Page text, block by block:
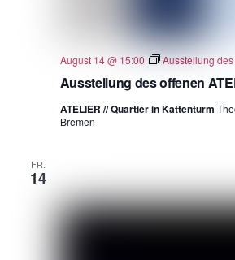
Ausstellung des offenen
August 14 @ 15:00 Ausstellung
ATELIER // Quartier in Kattenturm
Bremen
FR.
14